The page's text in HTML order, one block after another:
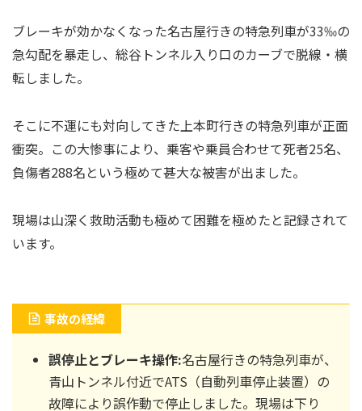
ブレーキが効かなくなった名古屋行きの特急列車が33‰の
急勾配を暴走し、総谷トンネル入り口のカーブで脱線・横
転しました。
そこに不運にも対向してきた上本町行きの特急列車が正面
衝突。この大惨事により、乗客や乗員合わせて死者25名、
負傷者288名という極めて甚大な被害が出ました。
現場は山深く救助活動も極めて困難を極めたと記録されて
います。
事故の経緯
誤停止とブレーキ操作:名古屋行きの特急列車が、
青山トンネル付近でATS（自動列車停止装置）の
故障により誤作動で停止しました。現場は下り